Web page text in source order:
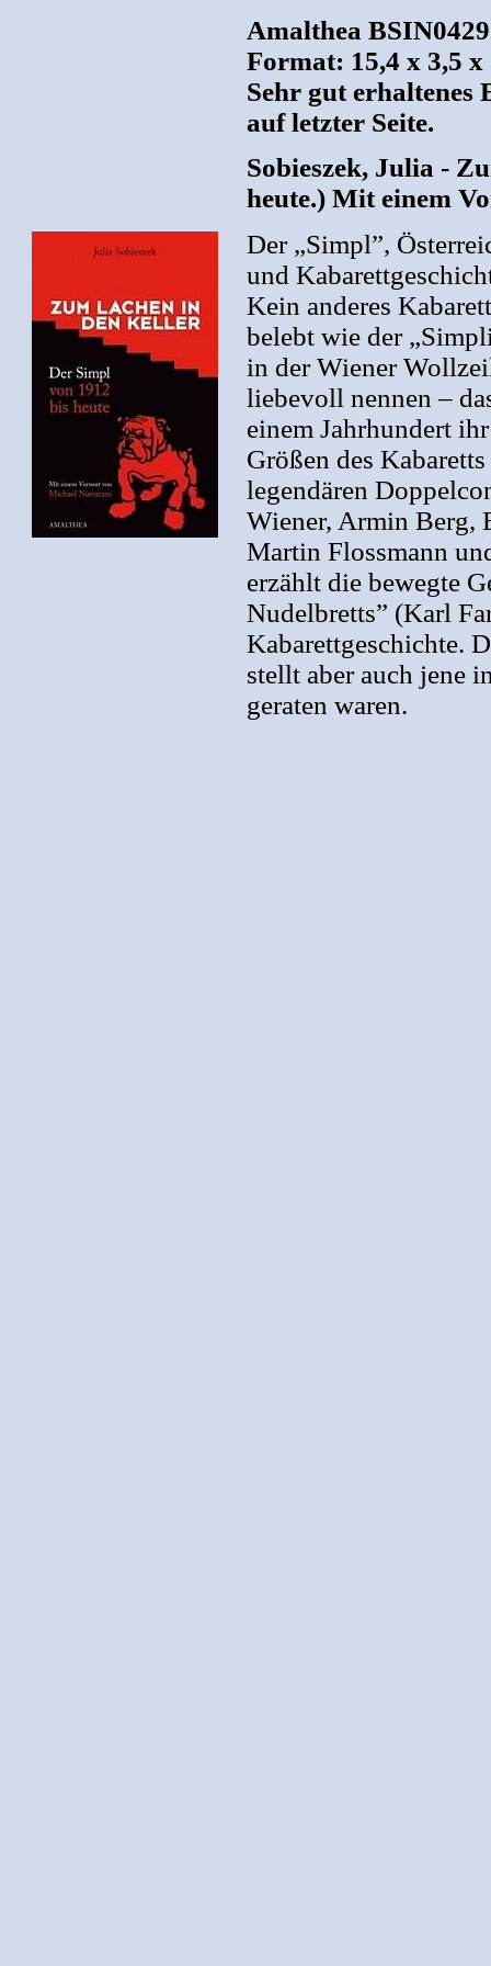
Amalthea
Format: 15,4 x 3,5 x
Sehr gut erhaltenes
auf letzter Seite.
Sobieszek, Julia -
heute.) Mit einem
Der „Simpl”,
und
Kein anderes
belebt wie der
in der Wiener
liebevoll nennen –
einem Jahrhundert
Größen des
legendären
Wiener, Armin Berg,
Martin Flossmann
erzählt die bewegte
Nudelbretts” (Karl
Kabarettgeschichte.
stellt aber auch jene
geraten waren.